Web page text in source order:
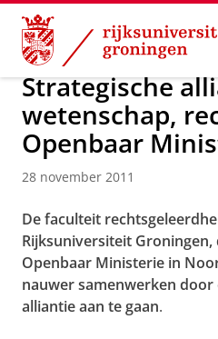
Skip
Content
Skip
Navigation
Over ons Actueel Nieuws
Strategische
wetenschap,
Openbaar
28 november 2011
De faculteit
Rijksuniversiteit
Openbaar Ministerie in
nauwer samenwerken door
alliantie aan te gaan.